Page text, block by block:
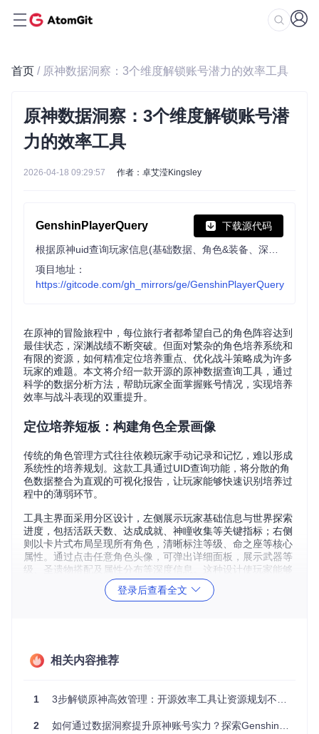
首页 / 原神数据洞察：3个维度解锁账号潜力的效率工具
原神数据洞察：3个维度解锁账号潜
力的效率工具
2026-04-18 09:29:57 作者：卓艾滢Kingsley
GenshinPlayerQuery 下载源代码
项目地址：
https://gitcode.com/gh_mirrors/ge/GenshinPlayerQuery
在原神的冒险旅程中，每位旅行者都希望自己的角色阵容达到
最佳状态，深渊战绩不断突破。但面对繁杂的角色培养系统和
有限的资源，如何精准定位培养重点、优化战斗策略成为许多
玩家的难题。本文将介绍一款开源的原神数据查询工具，通过
科学的数据分析方法，帮助玩家全面掌握账号情况，实现培养
效率与战斗表现的双重提升。
定位培养短板：构建角色全景画像
传统的角色管理方式往往依赖玩家手动记录和记忆，难以形成
系统性的培养规划。这款工具通过UID查询功能，将分散的角
色数据整合为直观的可视化报告，让玩家能够快速识别培养过
程中的薄弱环节。
工具主界面采用分区设计，左侧展示玩家基础信息与世界探索
进度，包括活跃天数、达成成就、神瞳收集等关键指标；右侧
则以卡片式布局呈现所有角色，清晰标注等级、命之座等核心
属性。通过点击任意角色头像，可弹出详细面板，展示武器等
级、圣遗物搭配及属性分布等深度信息。这种设计使玩家能够
一目了然地发现"等级高但圣遗物配置不足"或"命之座优势未充
分利用"等问题，为资源分配提供数据支持。
深渊数据，为玩家提供全方位的战斗表现评估。
在深渊统计模块中，工具以排行榜形式展示角色出场频率、伤
登录后查看全文
相关内容推荐
1 3步解锁原神高效管理：开源效率工具让资源规划不再头疼
2 如何通过数据洞察提升原神账号实力？探索GenshinPlayerQuery的实用价值